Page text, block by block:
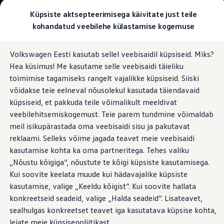
Küpsiste aktsepteerimisega käivitate just teile
kohandatud veebilehe külastamise kogemuse
Volkswagen Eesti kasutab sellel veebisaidil küpsiseid. Miks?
Hea küsimus! Me kasutame selle veebisaidi täieliku
toimimise tagamiseks rangelt vajalikke küpsiseid. Siiski
võidakse teie eelneval nõusolekul kasutada täiendavaid
küpsiseid, et pakkuda teile võimalikult meeldivat
veebilehitsemiskogemust. Teie parem tundmine võimaldab
meil isikupärastada oma veebisaidi sisu ja pakutavat
reklaami. Selleks võime jagada teavet meie veebisaidi
kasutamise kohta ka oma partneritega. Tehes valiku
„Nõustu kõigiga“, nõustute te kõigi küpsiste kasutamisega.
Kui soovite keelata muude kui hädavajalike küpsiste
kasutamise, valige „Keeldu kõigist“. Kui soovite hallata
konkreetseid seadeid, valige „Halda seadeid“. Lisateavet,
sealhulgas konkreetset teavet iga kasutatava küpsise kohta,
leiate meie küpsisepoliitikast.
põhisisu
juurde
jaluse
juurde
Valige oma Volkswagen
Mudelid ja konfiguraator
Uus ID. Cross
Konfigureeri
Volkswageni tarbesõidukid. Igaks ülesandeks valmis
Volkswagen laoautode e-pood
Pakkumised ja teenused
Juubelipakkumine
Autovahetus
Garantii
Volkswagen laoautode e-pood
Tasuta registreerimistasu sinu uuele Volkswagenile!
Tiguani pistikhübriid
Elektriautod ja hübriidautod
Golf eHybrid
Tiguan eHybrid
Passat eHybrid
Tayron eHybrid
Touareg eHybrid
Ära iial ütle iial
ID. teadmised
Veoseruumi mahutavus ja pindala
Suured mahudsuurte
tööde jaoks